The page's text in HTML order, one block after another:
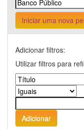
Iniciar uma nova
Adicionar filtros:
Utilizar filtros para